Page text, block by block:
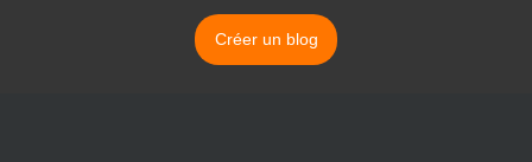
Créer un blog